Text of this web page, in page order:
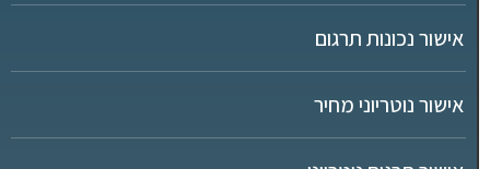
אישור נכונות תרגום
אישור נוטריוני מחיר